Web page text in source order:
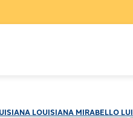
LOUISIANA MIRABELLO